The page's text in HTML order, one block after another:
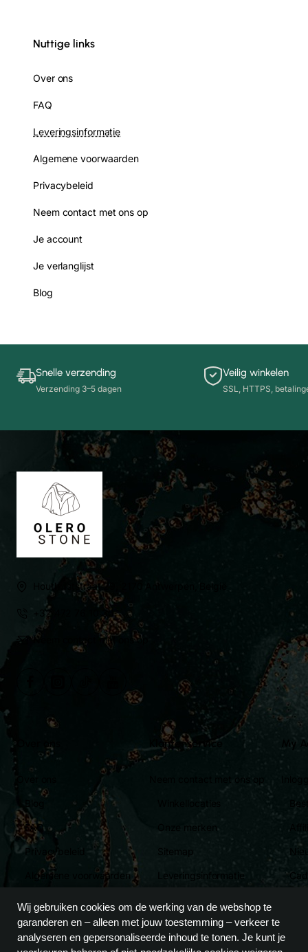
Wij gebruiken cookies om de werking van de webshop te
garanderen en – alleen met jouw toestemming – verkeer te
analyseren en gepersonaliseerde inhoud te tonen. Je kunt je
Nuttige links
Over ons
FAQ
Leveringsinformatie
Algemene voorwaarden
Privacybeleid
Neem contact met ons op
Je account
Je verlanglijst
Blog
Snelle verzending
Verzending 3–5 dagen
Veilig winkelen
SSL, HTTPS,
Houthulststraat 29, 2170 Antwerpen, België
+32 472 76 10 30
Neem contact met ons op
Over ons
FAQ
Privacybeleid
Algemene voorwaarden
Klantenservice
Neem contact met ons op
Winkellocaties
Sitemap
Leveringsinformatie
My